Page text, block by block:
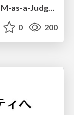
[MIRU26] To What Extent Does MLLM-as-a-Judge Exhibit Cross-Model Preference Bias?
0 200